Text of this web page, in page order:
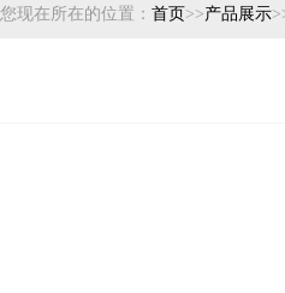
您现在所在的位置： 首页>>产品展示